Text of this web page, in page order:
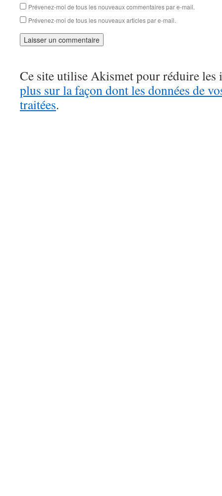
Prévenez-moi de tous les nouveaux commentaires par e-mail.
Prévenez-moi de tous les nouveaux articles par e-mail.
Ce site utilise Akismet pour réduire les
plus sur la façon dont les données de
traitées.